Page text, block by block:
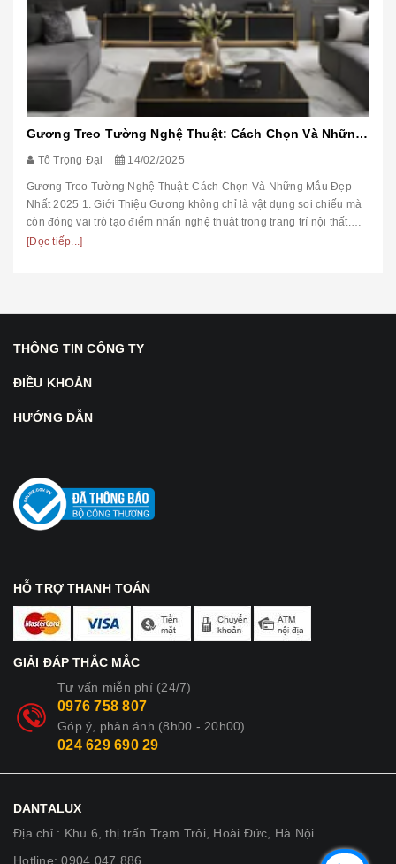
Gương Treo Tường Nghệ Thuật: Cách Chọn Và Những Mẫu Đẹp Nhất 2025
Tô Trọng Đại 14/02/2025
Gương Treo Tường Nghệ Thuật: Cách Chọn Và Những Mẫu Đẹp
Nhất 2025 1. Giới Thiệu Gương không chỉ là vật dụng soi chiếu mà
còn đóng vai trò tạo điểm nhấn nghệ thuật trong trang trí nội thất.
Trong ...
[Đọc tiếp...]
THÔNG TIN CÔNG TY
ĐIỀU KHOẢN
HƯỚNG DẪN
HỖ TRỢ THANH TOÁN
GIẢI ĐÁP THẮC MẮC
Tư vấn miễn phí (24/7)
0976 758 807
Góp ý, phản ánh (8h00 - 20h00)
024 629 690 29
DANTALUX
Địa chỉ : Khu 6, thị trấn Trạm Trôi, Hoài Đức, Hà Nội
Hotline: 0904 047 886